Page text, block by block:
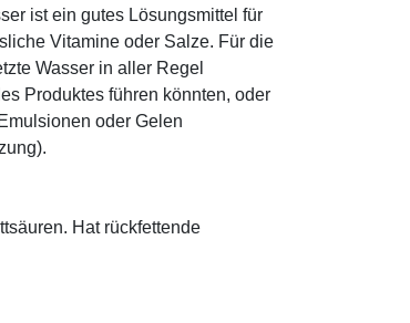
ist ein gutes Lösungsmittel für
Vitamine oder Salze. Für die
Wasser in aller Regel
Produktes führen könnten, oder
oder Gelen
Hat rückfettende